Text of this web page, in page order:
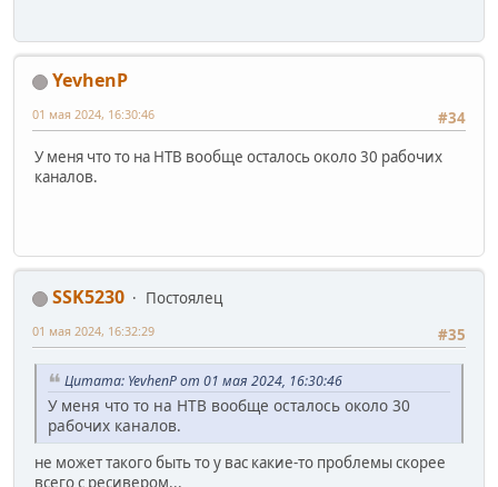
YevhenP
#34
01 мая 2024, 16:30:46
У меня что то на НТВ вообще осталось около 30 рабочих
каналов.
SSK5230
Постоялец
#35
01 мая 2024, 16:32:29
Цитата: YevhenP от 01 мая 2024, 16:30:46
У меня что то на НТВ вообще осталось около 30
рабочих каналов.
не может такого быть то у вас какие-то проблемы скорее